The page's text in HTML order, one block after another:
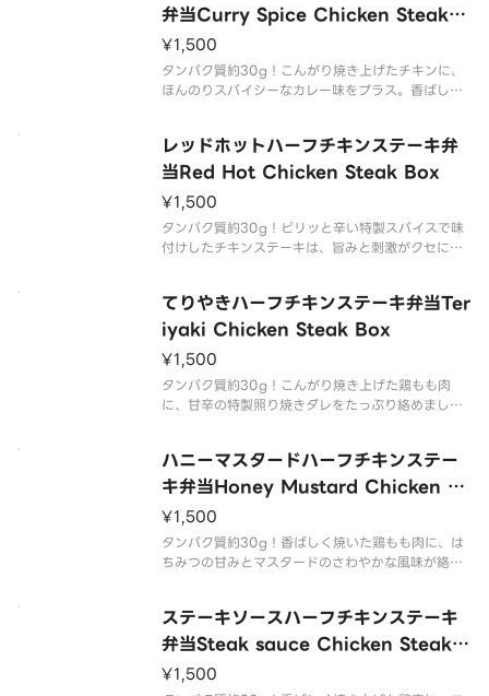
pe
弁当Curry Spice Chicken Steak B
ox
¥1,500
タンパク質約30g！こんがり焼き上げたチキンに、
ほんのりスパイシーなカレー味をプラス。香ばしさ
Succulent grilled chicken enhanced with
レッドホットハーフチキンステーキ弁
当Red Hot Chicken Steak Box
¥1,500
タンパク質約30g！ピリッと辛い特製スパイスで味
付けしたチキンステーキは、旨みと刺激がクセにな
Seasoned with a special spicy blend this
てりやきハーフチキンステーキ弁当Ter
iyaki Chicken Steak Box
¥1,500
タンパク質約30g！こんがり焼き上げた鶏もも肉
に、甘辛の特製照り焼きダレをたっぷり絡めまし
す。
Juicy chicken thigh grilled to perfe
ハニーマスタードハーフチキンステー
キ弁当Honey Mustard Chicken St
eak Box
¥1,500
タンパク質約30g！香ばしく焼いた鶏もも肉に、は
ちみつの甘みとマスタードのさわやかな風味が絡み
Succulent grilled chicken thigh topped wi
ステーキソースハーフチキンステーキ
弁当Steak sauce Chicken Steak B
ox
¥1,500